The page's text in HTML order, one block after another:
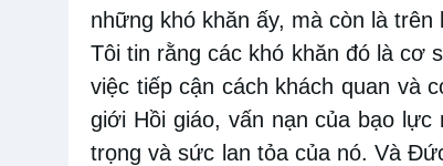
những khó khăn ấy, mà còn là
Tôi tin rằng các khó khăn đó là cơ
việc tiếp cận cách khách quan và
giới Hồi giáo, vấn nạn của bạo
trọng và sức lan tỏa của nó. Và